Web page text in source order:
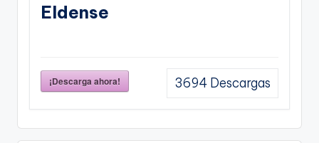
Eldense
¡Descarga ahora! 3694 Descargas